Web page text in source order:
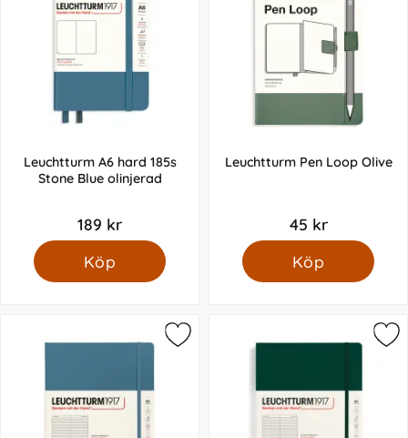
Leuchtturm A6 hard 185s
Stone Blue olinjerad
189 kr
Köp
Leuchtturm Pen Loop Olive
45 kr
Köp